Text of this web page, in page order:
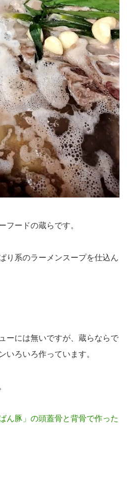
フードの蔵らです。
り系のラーメンスープを仕込ん
ーには無いですが、蔵らならで
いろいろ作っています。
ん豚」の頭蓋骨と背骨で作った